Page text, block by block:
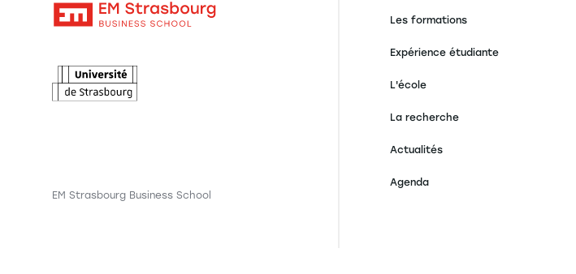
EM Strasbourg Business School
Les formations
Expérience étudiante
L'école
La recherche
Actualités
Agenda